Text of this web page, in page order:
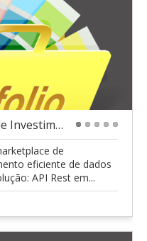
Marketplace Geoespacial de Investimentos - BYD
de
eficiente de dados
API Rest em...